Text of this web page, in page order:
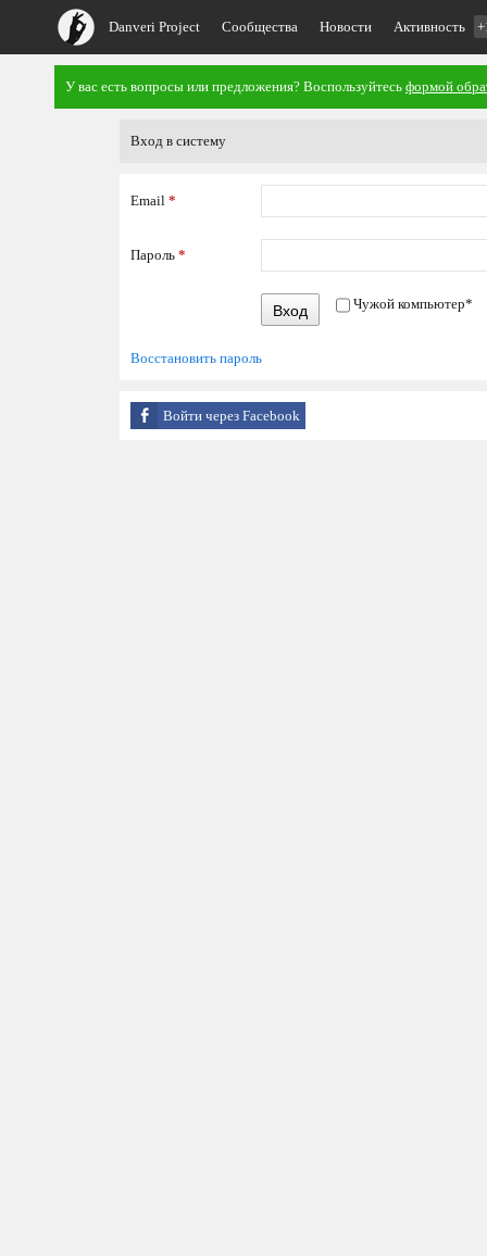
Danveri Project Сообщества Новости Активность
У вас есть вопросы или предложения? Воспользуйтесь формой
Вход в систему
Email *
Пароль *
Вход Чужой компьютер*
Восстановить пароль
Войти через Facebook